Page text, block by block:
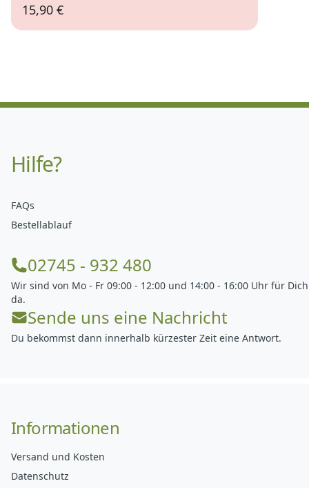
15,90 €
Hilfe?
FAQs
Bestellablauf
02745 - 932 480
Wir sind von Mo - Fr 09:00 - 12:00 und 14:00 - 16:00 Uhr für Dich
da.
Sende uns eine Nachricht
Du bekommst dann innerhalb kürzester Zeit eine Antwort.
Informationen
Versand und Kosten
Datenschutz